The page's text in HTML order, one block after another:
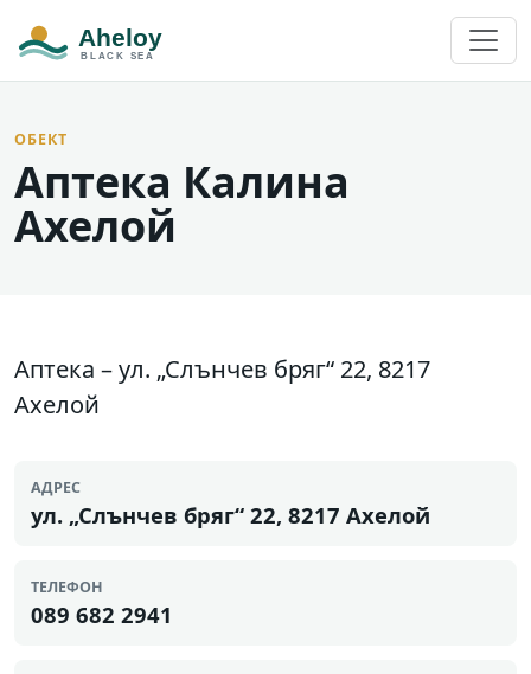
ОБЕКТ
Аптека Калина
Ахелой
Аптека – ул. „Слънчев бряг“ 22, 8217
Ахелой
АДРЕС
ул. „Слънчев бряг“ 22, 8217 Ахелой
ТЕЛЕФОН
089 682 2941